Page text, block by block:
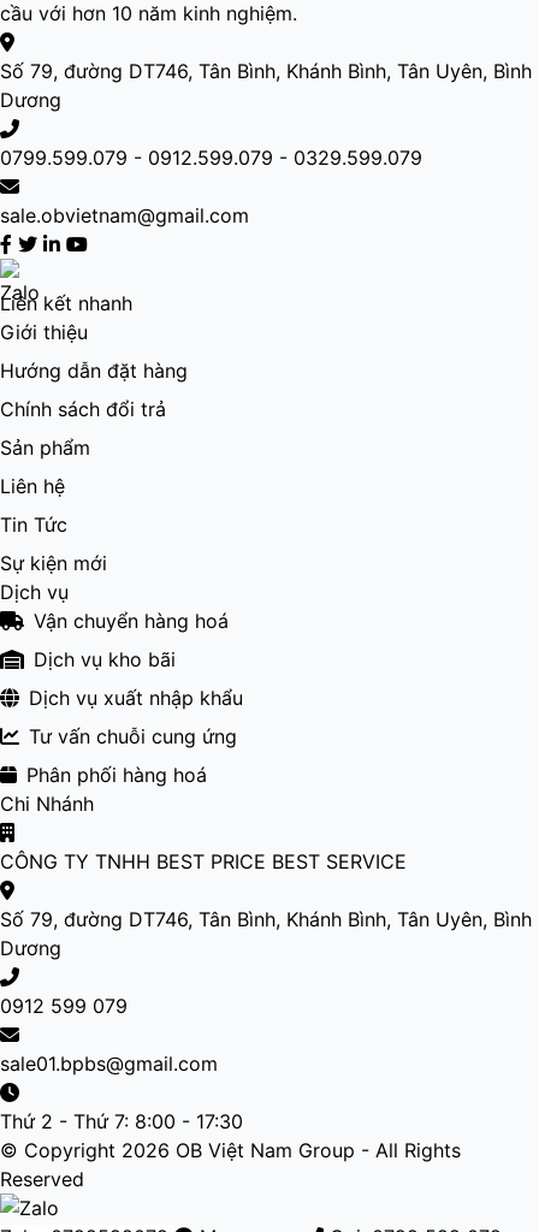
cầu với hơn 10 năm kinh nghiệm.
Số 79, đường DT746, Tân Bình, Khánh Bình, Tân Uyên, Bình
Dương
0799.599.079 - 0912.599.079 - 0329.599.079
sale.obvietnam@gmail.com
Liên kết nhanh
Giới thiệu
Hướng dẫn đặt hàng
Chính sách đổi trả
Sản phẩm
Liên hệ
Tin Tức
Sự kiện mới
Dịch vụ
Vận chuyển hàng hoá
Dịch vụ kho bãi
Dịch vụ xuất nhập khẩu
Tư vấn chuỗi cung ứng
Phân phối hàng hoá
Chi Nhánh
CÔNG TY TNHH BEST PRICE BEST SERVICE
Số 79, đường DT746, Tân Bình, Khánh Bình, Tân Uyên, Bình
Dương
0912 599 079
sale01.bpbs@gmail.com
Thứ 2 - Thứ 7: 8:00 - 17:30
© Copyright 2026 OB Việt Nam Group - All Rights
Reserved